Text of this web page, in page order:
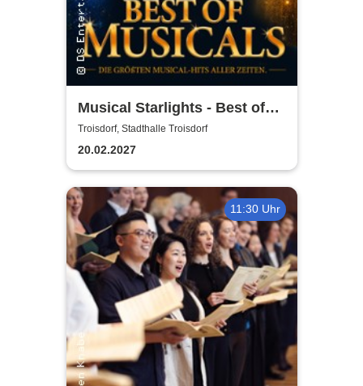
Musical Starlights - Best of
Musicals
Troisdorf, Stadthalle Troisdorf
20.02.2027
11:30 Uhr